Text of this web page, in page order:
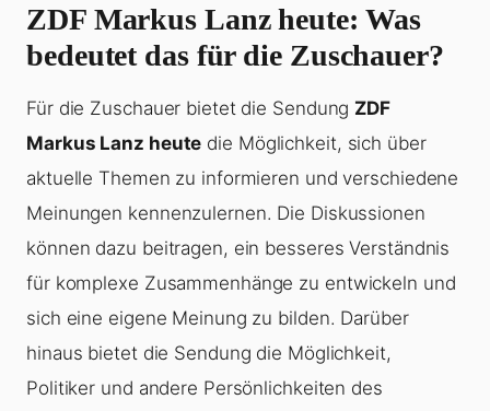
ZDF Markus Lanz heute: Was
bedeutet das für die Zuschauer?
Für die Zuschauer bietet die Sendung ZDF
Markus Lanz heute die Möglichkeit, sich über
aktuelle Themen zu informieren und verschiedene
Meinungen kennenzulernen. Die Diskussionen
können dazu beitragen, ein besseres Verständnis
für komplexe Zusammenhänge zu entwickeln und
sich eine eigene Meinung zu bilden. Darüber
hinaus bietet die Sendung die Möglichkeit,
Politiker und andere Persönlichkeiten des